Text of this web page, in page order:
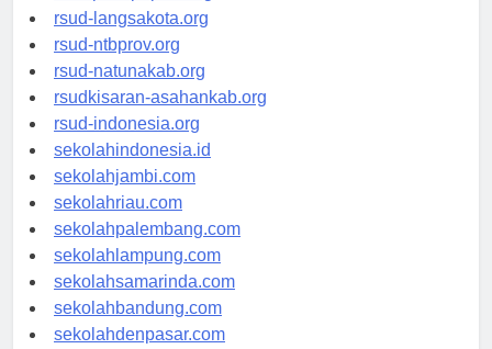
rsudtpi-kepriprov.org
rsud-langsakota.org
rsud-ntbprov.org
rsud-natunakab.org
rsudkisaran-asahankab.org
rsud-indonesia.org
sekolahindonesia.id
sekolahjambi.com
sekolahriau.com
sekolahpalembang.com
sekolahlampung.com
sekolahsamarinda.com
sekolahbandung.com